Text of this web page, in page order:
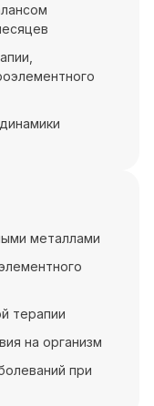
металлами
терапии
на организм
при